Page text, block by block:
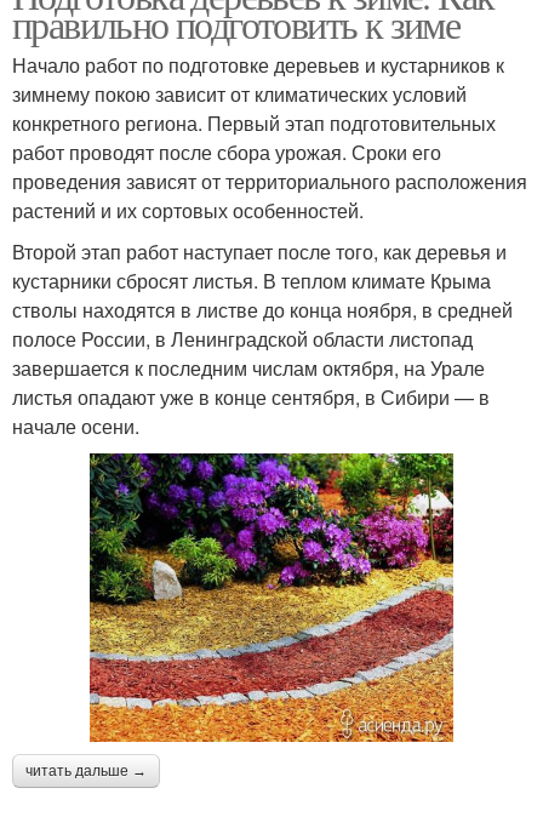
правильно подготовить к зиме
Начало работ по подготовке деревьев и кустарников к
зимнему покою зависит от климатических условий
конкретного региона. Первый этап подготовительных
работ проводят после сбора урожая. Сроки его
проведения зависят от территориального расположения
растений и их сортовых особенностей.
Второй этап работ наступает после того, как деревья и
кустарники сбросят листья. В теплом климате Крыма
стволы находятся в листве до конца ноября, в средней
полосе России, в Ленинградской области листопад
завершается к последним числам октября, на Урале
листья опадают уже в конце сентября, в Сибири — в
начале осени.
читать дальше →